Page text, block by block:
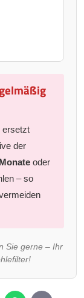
ersetzt
der
oder
– so
Sie gerne – Ihr